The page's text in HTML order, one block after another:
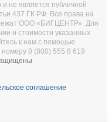
не является публичной
437 ГК РФ. Все права на
ООО «БИГЦЕНТР». Для
и стоимости указанных
к нам с помощью
8 (800) 555 8 619
соглашение